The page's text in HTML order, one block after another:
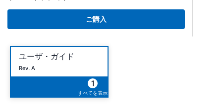
ご購入
ユーザ・ガイド
Rev. A
1
すべてを表示